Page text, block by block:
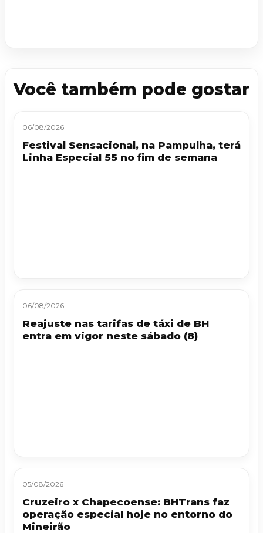
Você também pode gostar
06/08/2026
Festival Sensacional, na Pampulha, terá
Linha Especial 55 no fim de semana
06/08/2026
Reajuste nas tarifas de táxi de BH
entra em vigor neste sábado (8)
05/08/2026
Cruzeiro x Chapecoense: BHTrans faz
operação especial hoje no entorno do
Mineirão